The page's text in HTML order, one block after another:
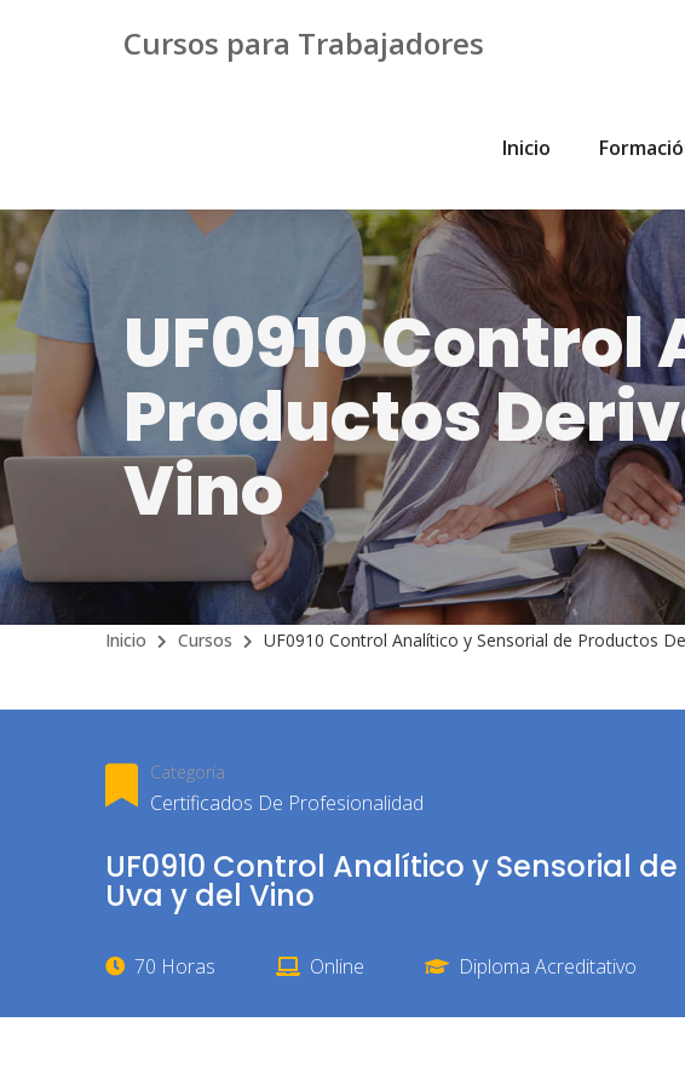
Cursos para Trabajadores
Inicio
UF0910
Productos
Vino
Inicio Cursos UF0910 Control Analítico y Sensorial de Productos
Categoría
Certificados De Profesionalidad
UF0910 Control Analítico y Sensorial
Uva y del Vino
70 Horas Online Diploma Acreditativo